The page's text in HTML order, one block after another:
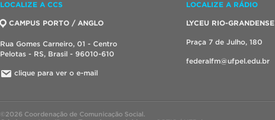
LOCALIZE A CCS
CAMPUS PORTO / ANGLO
Rua Gomes Carneiro, 01 - Centro
Pelotas - RS, Brasil - 96010-610
clique para ver o e-mail
LOCALIZE A RÁDIO
LYCEU RIO-GRANDENSE
Praça 7 de Julho, 180
federalfm@ufpel.edu.br
©2026 Coordenação de Comunicação Social.